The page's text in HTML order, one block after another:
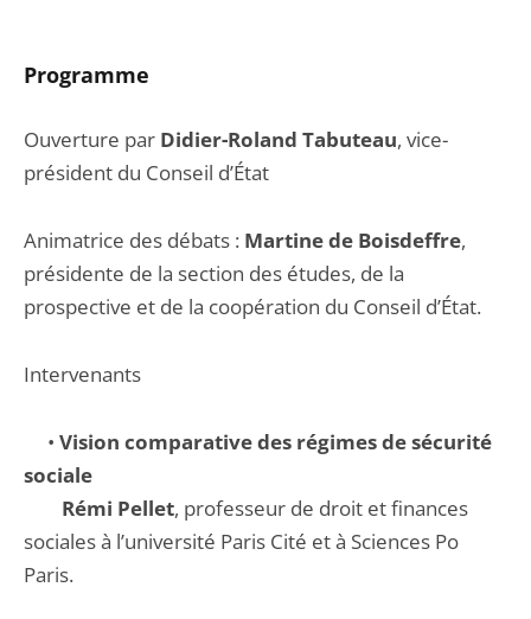
Programme
Ouverture par Didier-Roland Tabuteau, vice-
président du Conseil d’État
Animatrice des débats : Martine de Boisdeffre,
présidente de la section des études, de la
prospective et de la coopération du Conseil d’État.
Intervenants
• Vision comparative des régimes de sécurité
sociale
Rémi Pellet, professeur de droit et finances
sociales à l’université Paris Cité et à Sciences Po
Paris.